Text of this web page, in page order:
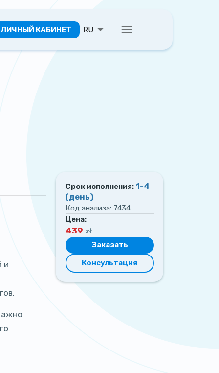
ЛИЧНЫЙ КАБИНЕТ RU
и
Срок исполнения: 1-4
(день)
Код анализа: 7434
Цена:
439 zł
Заказать
Консультация